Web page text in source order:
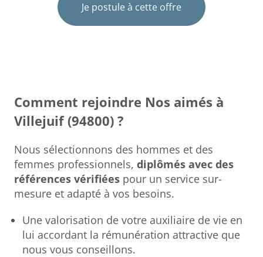
Je postule à cette offre
Comment rejoindre Nos aimés à
Villejuif (94800) ?
Nous sélectionnons des hommes et des
femmes professionnels, diplômés avec des
références vérifiéespour un service sur-
mesure et adapté à vos besoins.
Une valorisation de votre auxiliaire de vie en
lui accordant la rémunération attractive que
nous vous conseillons.